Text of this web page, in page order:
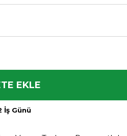
EKLE
İş Günü